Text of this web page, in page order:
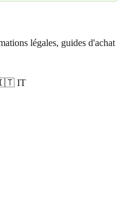
légales, guides d'achat
IT